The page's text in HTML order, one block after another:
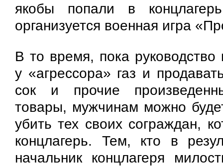
якобы попали в
организуется военная игра
В то время, пока руководство
у «агрессора» газ и
сок и прочие
товары, мужчинам можно
убить тех своих сограждан,
концлагерь. Тем, кто в
начальник концлагеря